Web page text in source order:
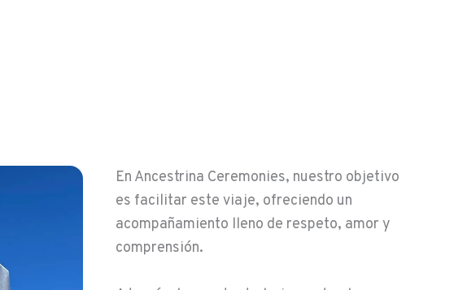
En Ancestrina Ceremonies, nuestro objetivo
es facilitar este viaje, ofreciendo un
acompañamiento lleno de respeto, amor y
comprensión.